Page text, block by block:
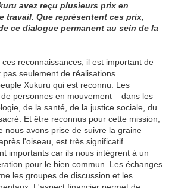
avez reçu plusieurs prix en
travail. Que représentent ces prix,
ce dialogue permanent au sein de la
reconnaissances, il est important de
seulement de réalisations
Xukuru qui est reconnu. Les
personnes en mouvement – ​​dans les
de la santé, de la justice sociale, du
Et être reconnus pour cette mission,
nous avons prise de suivre la graine
l'oiseau, est très significatif.
importants car ils nous intègrent à un
pour le bien commun. Les échanges
les groupes de discussion et les